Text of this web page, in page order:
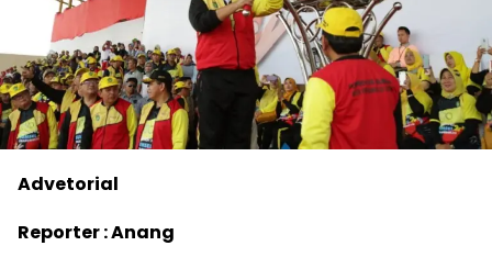
Advetorial
Reporter : Anang